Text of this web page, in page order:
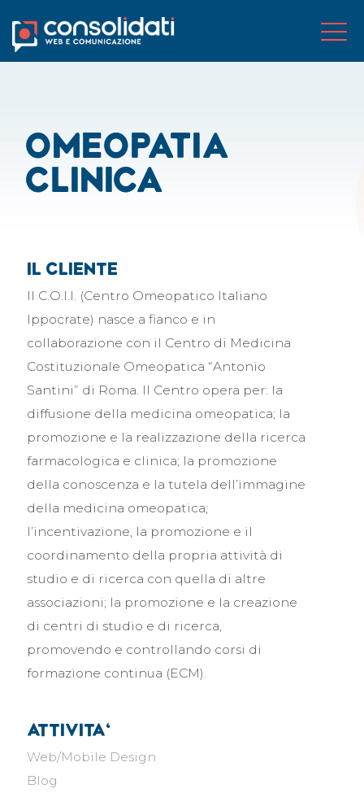
Omeopatia
clinica
Il cliente
Il C.O.I.I. (Centro Omeopatico Italiano
Ippocrate) nasce a fianco e in
collaborazione con il Centro di Medicina
Costituzionale Omeopatica “Antonio
Santini” di Roma. Il Centro opera per: la
diffusione della medicina omeopatica; la
promozione e la realizzazione della ricerca
farmacologica e clinica; la promozione
della conoscenza e la tutela dell’immagine
della medicina omeopatica;
l’incentivazione, la promozione e il
coordinamento della propria attività di
studio e di ricerca con quella di altre
associazioni; la promozione e la creazione
di centri di studio e di ricerca,
promovendo e controllando corsi di
formazione continua (ECM).
attivita'
Web/Mobile Design
Blog